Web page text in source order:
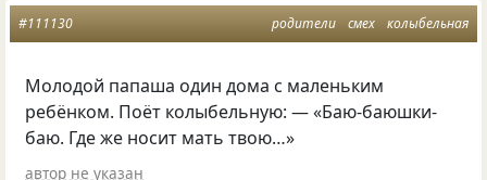
родители смех колыбельная
#111130
Молодой папаша один дома с маленьким
ребёнком. Поёт колыбельную: — «Баю-баюшки-
баю. Где же носит мать твою…»
автор не указан